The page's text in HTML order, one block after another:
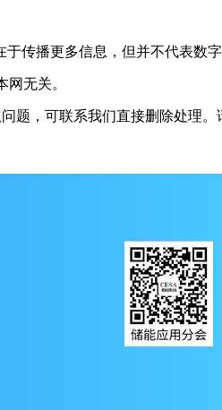
传播更多信息，但并不代表数
无关。
题，可联系我们直接删除处理。